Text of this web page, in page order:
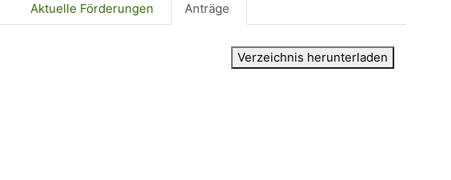
Aktuelle Förderungen Anträge
Verzeichnis herunterladen